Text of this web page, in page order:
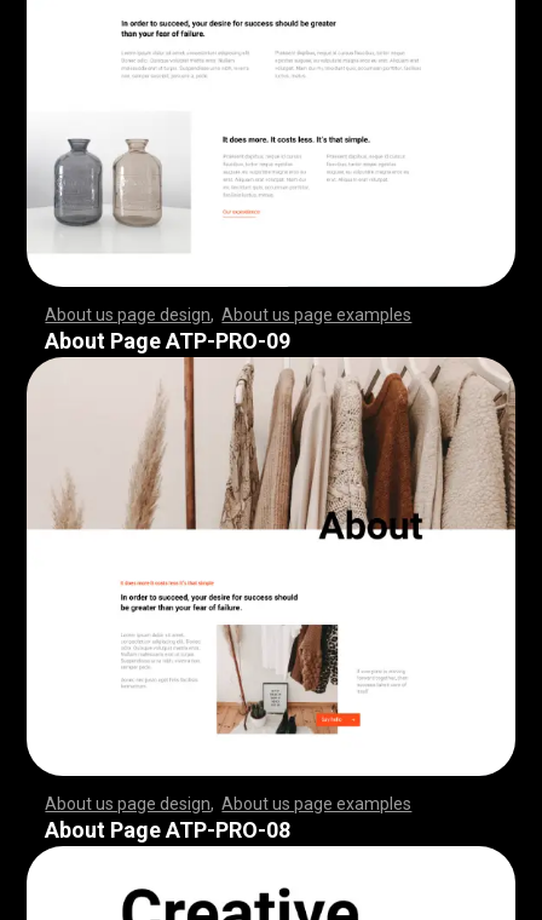
About us page design ,About us page examples
,,,,,,,,,,,,,,,,,,,,,,,, ,,,,,,,,,,,,,,,,,,,,,,,,,,,
,,,,,,,,,,,,,,,,,,,,,,,, ,,,,,,,,,,,,,,,,,,,,,,,,,,,
,,,,,,,,,,,,,,,,,,,,,,,, ,,,,,,,,,,,,,,,,,,,,,,,,,,,
,,,,,,,,,,,,,,,,,,,,,,,, ,,,,,,,,,,,,,,,,,,,,,,,,,,,
,,,,,,,,,,,,,,,,,,,,,,,, ,,,,,,,,,,,,,,,,,,,,,,,,,,,
,,,,,,,,,,,,,,,,,,,,,,,, ,,,,,,,,,,,,,,,,,,,,,,,,,,,
,,,,,,,,,,,,,,,,,,,,,,,, ,,,,,,,,,,,,,,,,,,,,,,,,,,,
,,,,,,,,,,,,,,,,,,,,,,,, ,,,,,,,,,,,,
About Page ATP-PRO-09
About us page design ,About us page examples
,,,,,,,,,,,,,,,,,,,,,,,, ,,,,,,,,,,,,,,,,,,,,,,,,,,,
,,,,,,,,,,,,,,,,,,,,,,,, ,,,,,,,,,,,,,,,,,,,,,,,,,,,
,,,,,,,,,,,,,,,,,,,,,,,, ,,,,,,,,,,,,,,,,,,,,,,,,,,,
,,,,,,,,,,,,,,,,,,,,,,,, ,,,,,,,,,,,,,,,,,,,,,,,,,,,
,,,,,,,,,,,,,,,,,,,,,,,, ,,,,,,,,,,,,,,,,,,,,,,,,,,,
,,,,,,,,,,,,,,,,,,,,,,,, ,,,,,,,,,,,,,,,,,,,,,,,,,,,
,,,,,,,,,,,,,,,,,,,,,,,, ,,,,,,,,,,,,,,,,,,,,,,,,,,,
,,,,,,,,,,,,,,,,,,,,,,,, ,,,,,,,,,,,,
About Page ATP-PRO-08